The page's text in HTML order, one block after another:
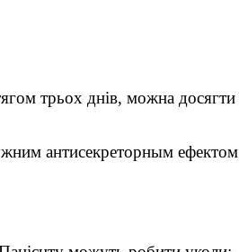
трьох днів, можна досягти
антисекреторным